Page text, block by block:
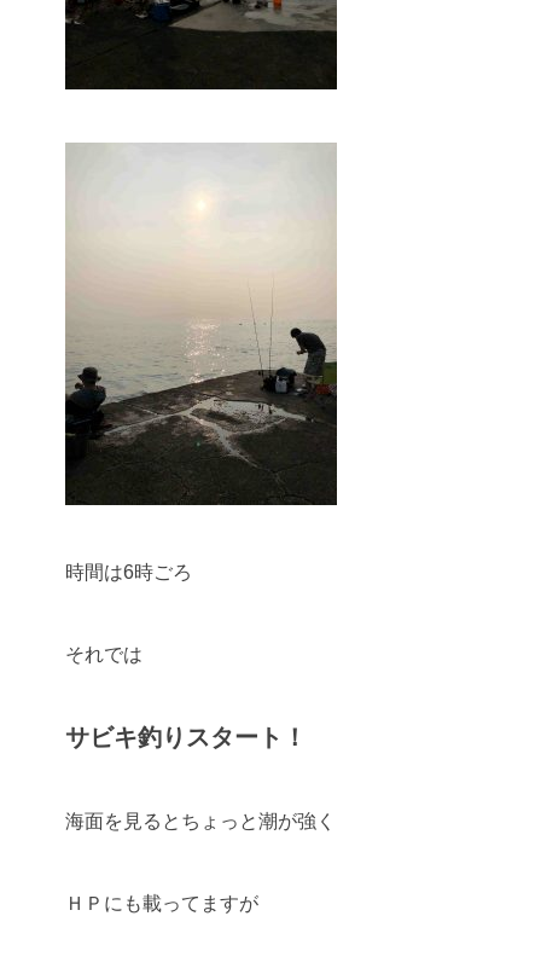
時間は6時ごろ
それでは
サビキ釣りスタート！
海面を見るとちょっと潮が強く
ＨＰにも載ってますが